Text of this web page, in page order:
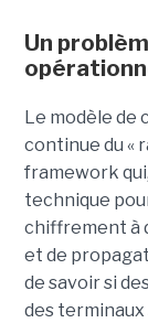
Un
Le modèle de
continue du «
framework
technique
chiffrement à
et de
de savoir si
des terminaux